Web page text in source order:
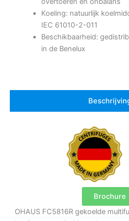
Koeling: natuurlijk
IEC 61010-2-011
Beschikbaarheid:
in de Benelux
Brochure
OHAUS FC5816R gekoelde